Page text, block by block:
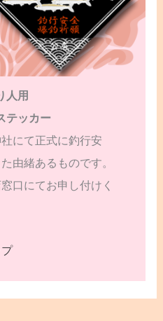
人用
テッカー
にて正式に釣行安
由緒あるものです。
口にてお申し付けく